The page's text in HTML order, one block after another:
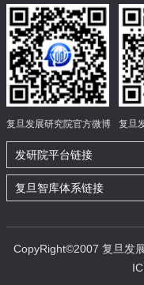
复旦发展研究院官方微博 复旦
发研院平台链接
复旦智库体系链接
CopyRight©2007 复旦发